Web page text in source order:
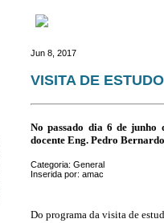
Jun 8, 2017
VISITA DE
No passado dia 6 de junho
docente Eng. Pedro
Categoria: General
Inserida por: amac
Do programa da visita de